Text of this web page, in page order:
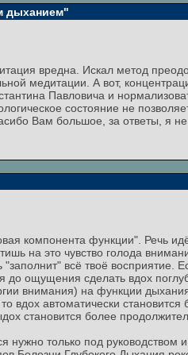
дыханием"
вредна. Искал метод
медитации. А вот,
Павловича и
состояние не
Вам большое, за ответы, я
компонента функции". Речь
на это чувство голода
всё твоё восприятие.
ощущения сделать вдох
внимания) на функции
вдох автоматически
становится более
только под руководством и